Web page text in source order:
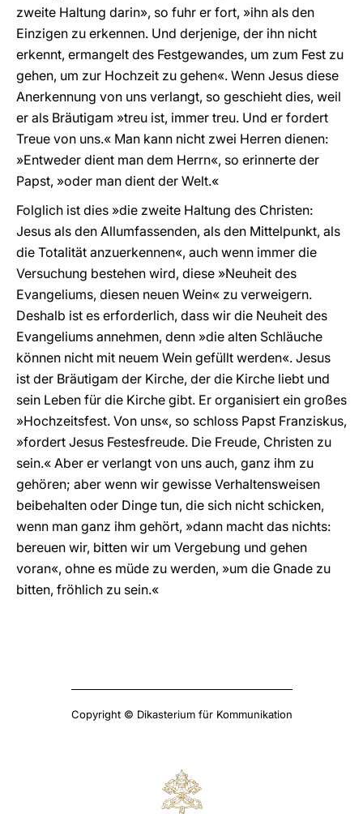
zweite Haltung darin», so fuhr er fort, »ihn als den
Einzigen zu erkennen. Und derjenige, der ihn nicht
erkennt, ermangelt des Festgewandes, um zum Fest zu
gehen, um zur Hochzeit zu gehen«. Wenn Jesus diese
Anerkennung von uns verlangt, so geschieht dies, weil
er als Bräutigam »treu ist, immer treu. Und er fordert
Treue von uns.« Man kann nicht zwei Herren dienen:
»Entweder dient man dem Herrn«, so erinnerte der
Papst, »oder man dient der Welt.«
Folglich ist dies »die zweite Haltung des Christen:
Jesus als den Allumfassenden, als den Mittelpunkt, als
die Totalität anzuerkennen«, auch wenn immer die
Versuchung bestehen wird, diese »Neuheit des
Evangeliums, diesen neuen Wein« zu verweigern.
Deshalb ist es erforderlich, dass wir die Neuheit des
Evangeliums annehmen, denn »die alten Schläuche
können nicht mit neuem Wein gefüllt werden«. Jesus
ist der Bräutigam der Kirche, der die Kirche liebt und
sein Leben für die Kirche gibt. Er organisiert ein großes
»Hochzeitsfest. Von uns«, so schloss Papst Franziskus,
»fordert Jesus Festesfreude. Die Freude, Christen zu
sein.« Aber er verlangt von uns auch, ganz ihm zu
gehören; aber wenn wir gewisse Verhaltensweisen
beibehalten oder Dinge tun, die sich nicht schicken,
wenn man ganz ihm gehört, »dann macht das nichts:
bereuen wir, bitten wir um Vergebung und gehen
voran«, ohne es müde zu werden, »um die Gnade zu
bitten, fröhlich zu sein.«
Copyright © Dikasterium für Kommunikation